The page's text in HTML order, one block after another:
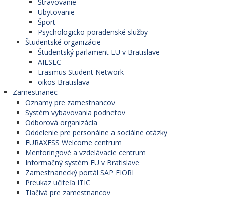
Ubytovanie
Šport
Psychologicko-poradenské služby
Študentské organizácie
Študentský parlament EU v Bratislave
AIESEC
Erasmus Student Network
oikos Bratislava
Zamestnanec
Oznamy pre zamestnancov
Systém vybavovania podnetov
Odborová organizácia
Oddelenie pre personálne a sociálne otázky
EURAXESS Welcome centrum
Mentoringové a vzdelávacie centrum
Informačný systém EU v Bratislave
Zamestnanecký portál SAP FIORI
Preukaz učiteľa ITIC
Tlačivá pre zamestnancov